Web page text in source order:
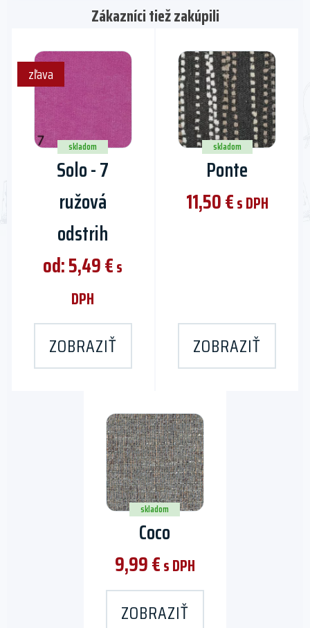
Zákazníci tiež zakúpili
skladom
zľava
Solo - 7
ružová
odstrih
od:5,49€s
DPH
ZOBRAZIŤ
This
product
has
multiple
variants.
The
options
chosen
product
skladom
Ponte
11,50€s DPH
ZOBRAZIŤ
skladom
Coco
9,99€s DPH
ZOBRAZIŤ
This
product
has
multiple
variants.
The
chosen
on